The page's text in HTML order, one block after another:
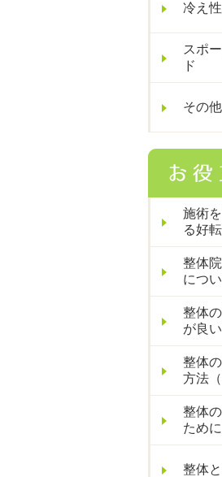
冷え
スポ
ド
その他
施術
る好
整体
につ
整体
が良
整体
方法（
整体
ため
整体